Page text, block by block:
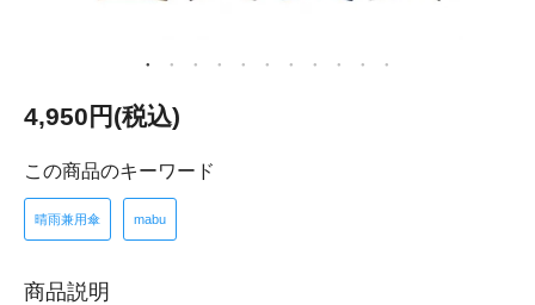
4,950円(税込)
この商品のキーワード
晴雨兼用傘 mabu
商品説明